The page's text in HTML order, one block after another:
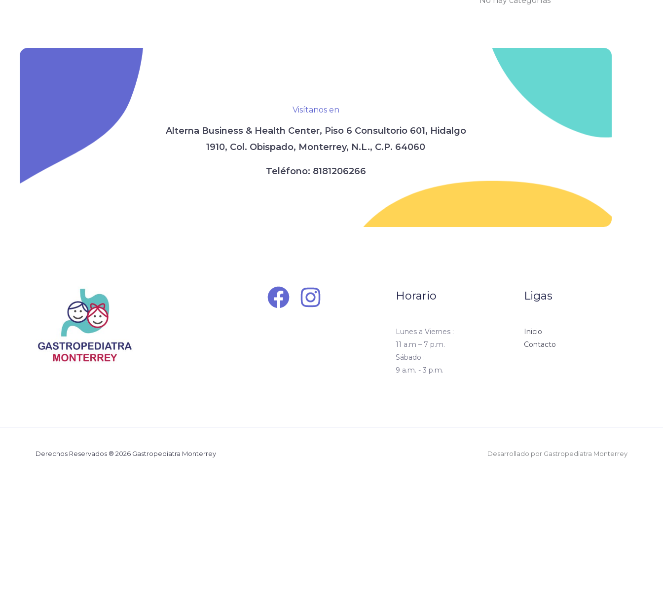
Visítanos en
Alterna Business & Health Center, Piso 6 Consultorio 601, Hidalgo
1910, Col. Obispado, Monterrey, N.L., C.P. 64060
Teléfono: 8181206266
Horario
Lunes a Viernes :
11 a.m – 7 p.m.
Sábado :
9 a.m. - 3 p.m.
Ligas
Inicio
Contacto
Derechos Reservados ® 2026 Gastropediatra Monterrey Desarrollado por Gastropediatra Monterrey